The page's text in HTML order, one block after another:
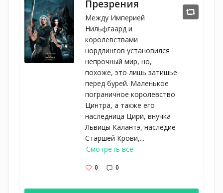
Презрения
Между Империей
Нильфгаард и
королевствами
нордлингов установился
непрочный мир, но,
похоже, это лишь затишье
перед бурей. Маленькое
пограничное королевство
Цинтра, а также его
наследница Цири, внучка
Львицы Калантэ, наследие
Старшей Крови,...
Смотреть все
0 0